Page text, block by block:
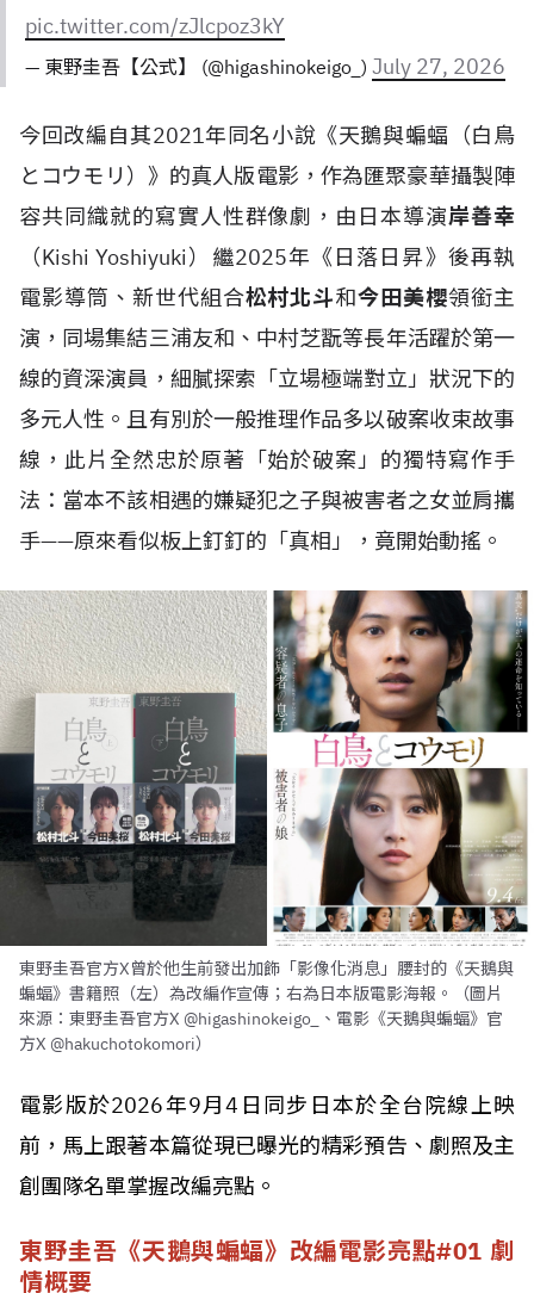
pic.twitter.com/zJlcpoz3kY
— 東野圭吾【公式】 (@higashinokeigo_) July 27, 2026
今回改編自其2021年同名小說《天鵝與蝙蝠（白鳥
とコウモリ）》的真人版電影，作為匯聚豪華攝製陣
容共同織就的寫實人性群像劇，由日本導演岸善幸
（Kishi Yoshiyuki）繼2025年《日落日昇》後再執
電影導筒、新世代組合松村北斗和今田美櫻領銜主
演，同場集結三浦友和、中村芝翫等長年活躍於第一
線的資深演員，細膩探索「立場極端對立」狀況下的
多元人性。且有別於一般推理作品多以破案收束故事
線，此片全然忠於原著「始於破案」的獨特寫作手
法：當本不該相遇的嫌疑犯之子與被害者之女並肩攜
手——原來看似板上釘釘的「真相」，竟開始動搖。
東野圭吾官方X曾於他生前發出加飾「影像化消息」腰封的《天鵝與
蝙蝠》書籍照（左）為改編作宣傳；右為日本版電影海報。（圖片
來源：東野圭吾官方X @higashinokeigo_、電影《天鵝與蝙蝠》官
方X @hakuchotokomori）
電影版於2026年9月4日同步日本於全台院線上映
前，馬上跟著本篇從現已曝光的精彩預告、劇照及主
創團隊名單掌握改編亮點。
東野圭吾《天鵝與蝙蝠》改編電影亮點#01 劇
情概要